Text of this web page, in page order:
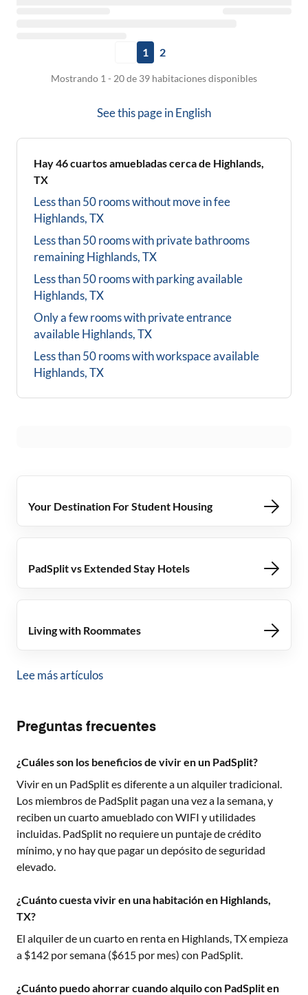
1 2
Mostrando 1 - 20 de 39 habitaciones disponibles
See this page inEnglish
Hay46cuartos amuebladas cerca de Highlands,
TX
Less than 50 rooms without move in fee
Highlands, TX
Less than 50 rooms with private bathrooms
remainingHighlands, TX
Less than 50 rooms with parking available
Highlands, TX
Only a few rooms with private entrance
availableHighlands, TX
Less than 50 rooms with workspace available
Highlands, TX
Your Destination For Student Housing
PadSplit vs Extended Stay Hotels
Living with Roommates
Lee más artículos
Preguntas frecuentes
¿Cuáles son los beneficios de vivir en un PadSplit?
Vivir en un PadSplit es diferente a un alquiler tradicional.
Los miembros de PadSplit pagan una vez a la semana, y
reciben un cuarto amueblado con WIFI y utilidades
incluidas. PadSplit no requiere un puntaje de crédito
mínimo, y no hay que pagar un depósito de seguridad
elevado.
¿Cuánto cuesta vivir en una habitación en Highlands,
TX?
El alquiler de un cuarto en renta en Highlands, TXempieza
a $142 por semana ($615 por mes) con PadSplit.
¿Cuánto puedo ahorrar cuando alquilo con PadSplit en